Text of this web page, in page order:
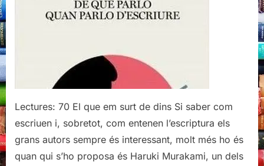
parlo
d’escriure,
Lectures: 70 El que em surt de dins Si saber com
escriuen i, sobretot, com entenen l’escriptura els
grans autors sempre és interessant, molt més ho és
quan qui s’ho proposa és Haruki Murakami, un dels